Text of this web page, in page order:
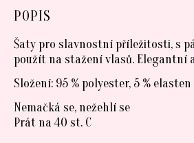
POPIS
Šaty pro slavnostní příležitosti, s
použít na stažení vlasů. Elegantní
Složení: 95 % polyester, 5 % elasten
Nemačká se, nežehlí se
Prát na 40 st. C